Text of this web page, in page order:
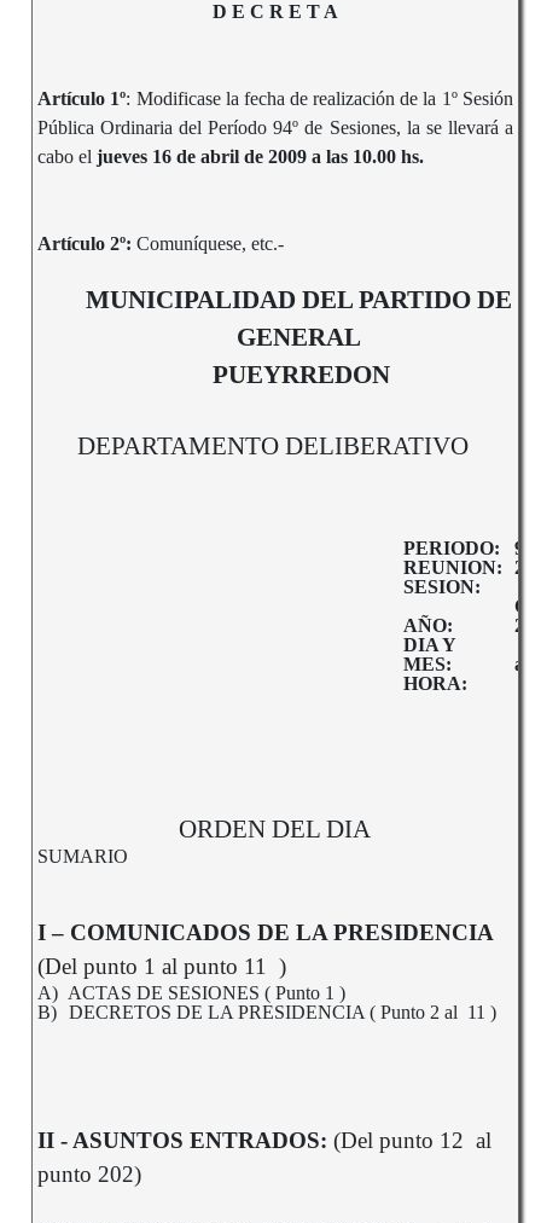
D E C R E T A
Artículo 1º: Modificase la fecha de realización de la 1º Sesión
Pública Ordinaria del Período 94º de Sesiones, la se llevará a
cabo eljueves 16 de abril de 2009 a las 10.00 hs.
Artículo 2º: Comuníquese, etc.-
MUNICIPALIDAD DEL PARTIDO DE
GENERAL
PUEYRREDON
DEPARTAMENTO DELIBERATIVO
PERIODO:
94º
REUNION:
2º
SESION:
AÑO:
DIA Y
MES:
HORA:
ORDEN DEL DIA
SUMARIO
I – COMUNICADOS DE LA PRESIDENCIA
(Del punto 1 al punto 11 )
A) ACTAS DE SESIONES ( Punto 1 )
B)
DECRETOS DE LA PRESIDENCIA ( Punto 2 al 11 )
II - ASUNTOS ENTRADOS:(Del punto 12 al
punto 202)